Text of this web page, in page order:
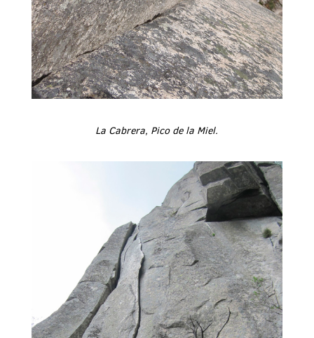
La Cabrera, Pico de la Miel.